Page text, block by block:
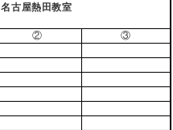
名古屋熱田教室
②
③